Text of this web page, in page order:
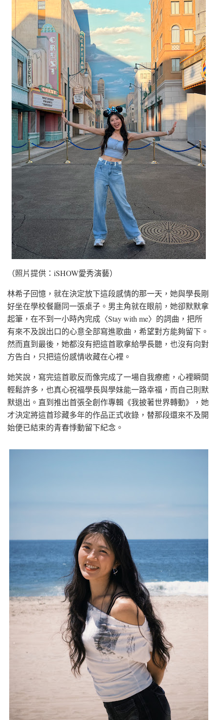
（照片提供：iSHOW愛秀演藝）
林希子回憶，就在決定放下這段感情的那一天，她與學長剛
好坐在學校餐廳同一張桌子。男主角就在眼前，她卻默默拿
起筆，在不到一小時內完成〈Stay with me〉的詞曲，把所
有來不及說出口的心意全部寫進歌曲，希望對方能夠留下。
然而直到最後，她都沒有把這首歌拿給學長聽，也沒有向對
方告白，只把這份感情收藏在心裡。
她笑說，寫完這首歌反而像完成了一場自我療癒，心裡瞬間
輕鬆許多，也真心祝福學長與學妹能一路幸福，而自己則默
默退出。直到推出首張全創作專輯《我披著世界轉動》，她
才決定將這首珍藏多年的作品正式收錄，替那段還來不及開
始便已結束的青春悸動留下紀念。